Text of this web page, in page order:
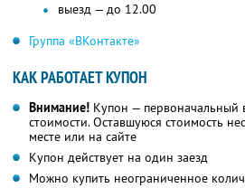
выезд — до 12.00
Группа «ВКонтакте»
КАК РАБОТАЕТ КУПОН
Внимание! Купон — первоначальный
стоимости. Оставшуюся стоимость
месте или на сайте
Купон действует на один заезд
Можно купить неограниченное